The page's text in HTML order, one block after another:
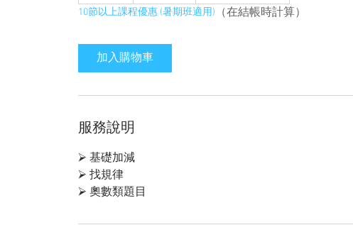
10節以上課程優惠 (暑期班適用) （在結帳時計算）
加入購物車
服務說明
⮚ 基礎加減
⮚ 找規律
⮚ 奧數類題目